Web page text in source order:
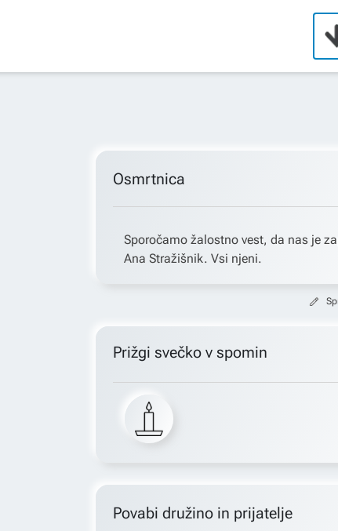
Osmrtnica
Sporočamo žalostno vest, da nas je
Ana Stražišnik. Vsi njeni.
Prižgi svečko v spomin
Povabi družino in prijatelje